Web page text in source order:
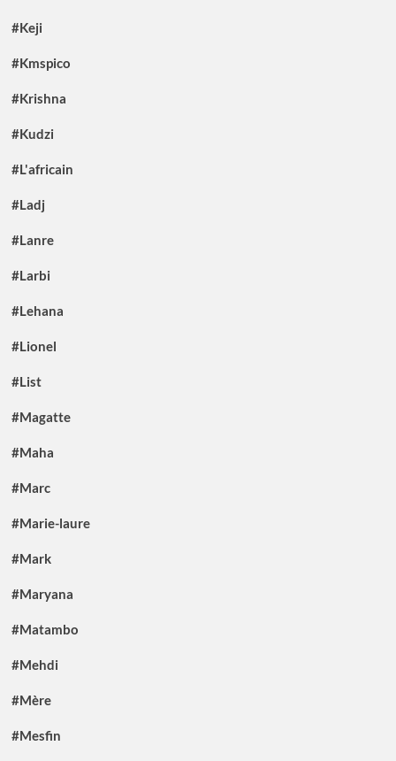
#Keji
#Kmspico
#Krishna
#Kudzi
#L'africain
#Ladj
#Lanre
#Larbi
#Lehana
#Lionel
#List
#Magatte
#Maha
#Marc
#Marie-laure
#Mark
#Maryana
#Matambo
#Mehdi
#Mère
#Mesfin